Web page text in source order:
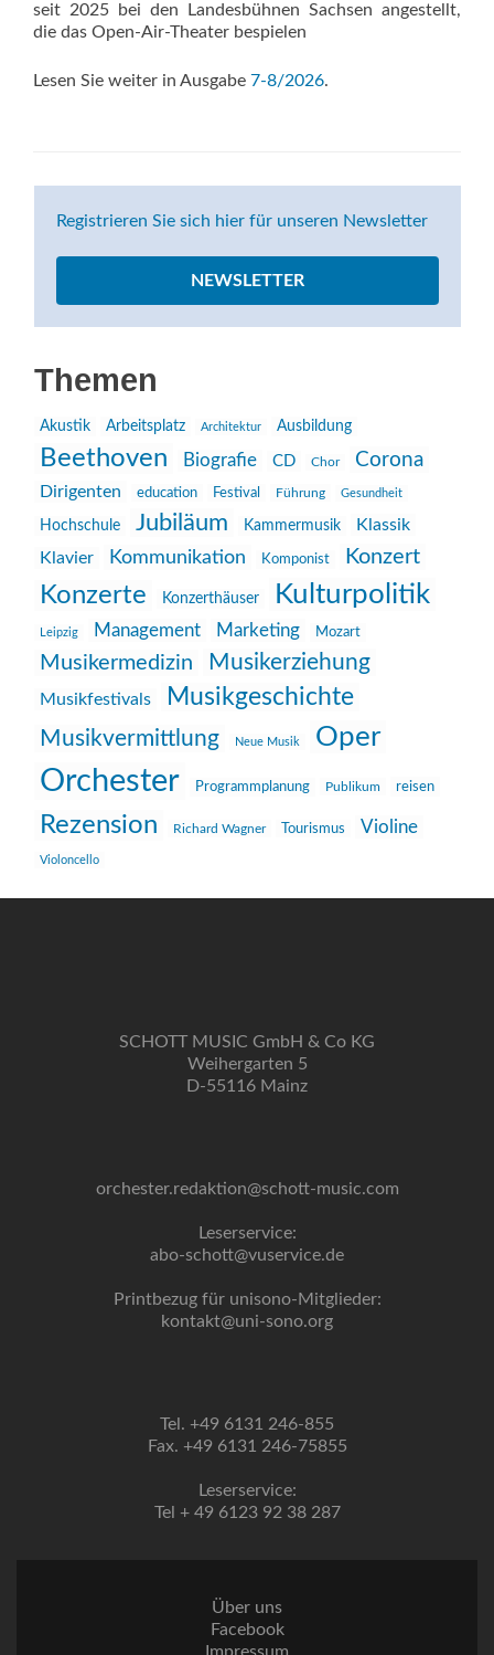
seit 2025 bei den Landesbühnen Sachsen angestellt,
die das Open-Air-Theater bespielen
Lesen Sie weiter in Ausgabe 7-8/2026.
Registrieren Sie sich hier für unseren Newsletter
NEWSLETTER
Themen
Akustik Arbeitsplatz Architektur Ausbildung
Beethoven Biografie CD Chor Corona
Dirigenten education Festival Führung Gesundheit
Hochschule Jubiläum Kammermusik
Klassik
Klavier
Kommunikation Komponist Konzert
Konzerte Konzerthäuser Kulturpolitik
Leipzig Management Marketing Mozart
Musikermedizin Musikerziehung
Musikfestivals Musikgeschichte
Musikvermittlung Neue Musik Oper
Orchester Programmplanung Publikum reisen
Rezension Richard Wagner Tourismus Violine
Violoncello
SCHOTT MUSIC GmbH & Co KG
Weihergarten 5
D-55116 Mainz
orchester.redaktion@schott-music.com
Leserservice:
abo-schott@vuservice.de
Printbezug für unisono-Mitglieder:
kontakt@uni-sono.org
Tel. +49 6131 246-855
Fax. +49 6131 246-75855
Leserservice:
Tel + 49 6123 92 38 287
Über uns
Facebook